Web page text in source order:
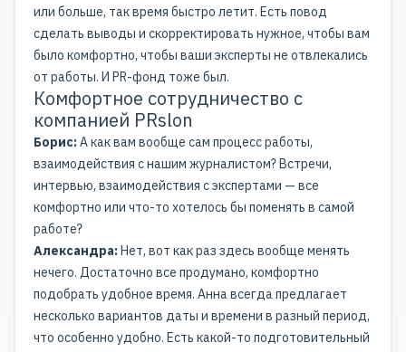
или больше, так время быстро летит. Есть повод
сделать выводы и скорректировать нужное, чтобы вам
было комфортно, чтобы ваши эксперты не отвлекались
от работы. И PR-фонд тоже был.
Комфортное сотрудничество с
компанией PRslon
Борис:А как вам вообще сам процесс работы,
взаимодействия с нашим журналистом? Встречи,
интервью, взаимодействия с экспертами — все
комфортно или что-то хотелось бы поменять в самой
работе?
Александра:Нет, вот как раз здесь вообще менять
нечего. Достаточно все продумано, комфортно
подобрать удобное время. Анна всегда предлагает
несколько вариантов даты и времени в разный период,
что особенно удобно. Есть какой-то подготовительный